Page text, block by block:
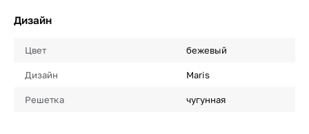
Дизайн
Цвет бежевый
Дизайн Maris
Решетка чугунная